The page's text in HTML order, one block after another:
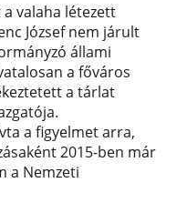
valaha létezett
József nem járult
állami
a főváros
a tárlat
a figyelmet arra,
2015-ben már
a Nemzeti